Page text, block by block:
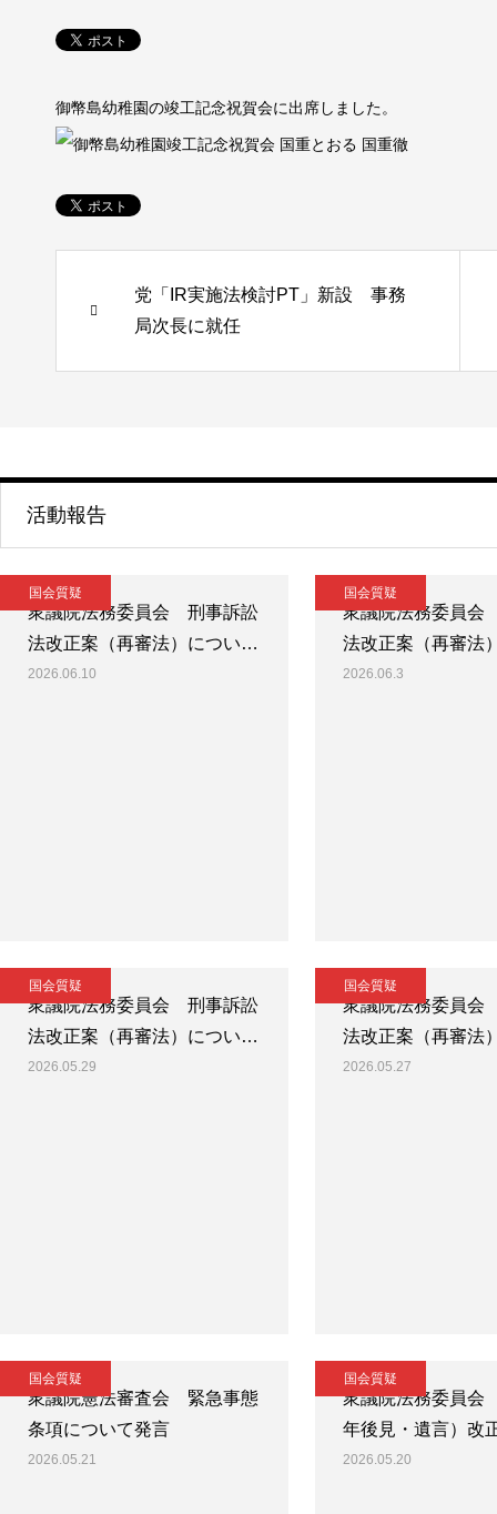
御幣島幼稚園の竣工記念祝賀会に出席しました。
党「IR実施法検討PT」新設 事務
局次長に就任
活動報告
国会質疑
衆議院法務委員会 刑事訴訟
法改正案（再審法）につい…
2026.06.10
国会質疑
衆議院法務委員
法改正案（再審法
2026.06.3
国会質疑
衆議院法務委員会 刑事訴訟
法改正案（再審法）につい…
2026.05.29
国会質疑
衆議院法務委員
法改正案（再審法
2026.05.27
国会質疑
衆議院憲法審査会 緊急事態
条項について発言
2026.05.21
国会質疑
衆議院法務委員
年後見・遺言）改
2026.05.20